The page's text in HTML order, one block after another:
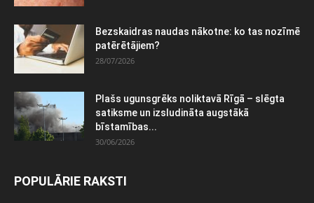
Bezskaidras naudas nākotne: ko tas nozīmē
patērētājiem?
28/07/2026
Plašs ugunsgrēks noliktavā Rīgā – slēgta
satiksme un izsludināta augstākā
bīstamības...
30/06/2026
POPULĀRIE RAKSTI